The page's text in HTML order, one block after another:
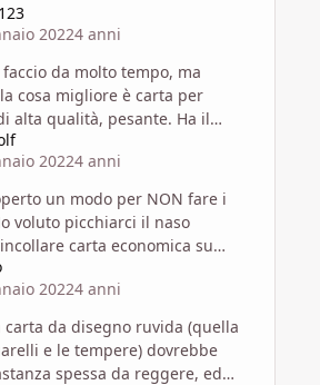
20224 anni
da molto tempo, ma
cosa migliore è carta per
alta qualità, pesante. Ha il
la stampa è perfetta (le carte
funzionano in m
20224 anni
un modo per NON fare i
voluto picchiarci il naso
carta economica su
piegare... È uscito questo
20224 anni
carta da disegno ruvida (quella
e le tempere) dovrebbe
spessa da reggere, ed